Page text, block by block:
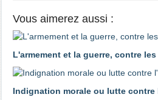
Vous aimerez aussi :
L'armement et la guerre, contre
Indignation morale ou lutte contre